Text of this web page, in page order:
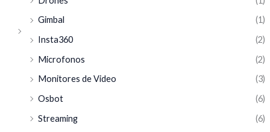
Gimbal
(1)
Insta360
(2)
Microfonos
(2)
Monitores de Video
(3)
Osbot
(6)
Streaming
(6)